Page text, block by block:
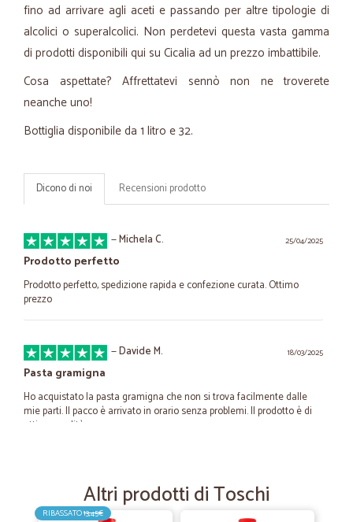
fino ad arrivare agli aceti e passando per altre tipologie di
alcolici o superalcolici. Non perdetevi questa vasta gamma
di prodotti disponibili qui su Cicalia ad un prezzo imbattibile.
Cosa aspettate? Affrettatevi sennò non ne troverete
neanche uno!
Bottiglia disponibile da 1 litro e 32.
Dicono di noi Recensioni prodotto
25/04/2025
—Michela C.
Prodotto perfetto
Prodotto perfetto, spedizione rapida e confezione curata. Ottimo
prezzo
18/03/2025
—Davide M.
Pasta gramigna
Ho acquistato la pasta gramigna che non si trova facilmente dalle
mie parti. Il pacco è arrivato in orario senza problemi. Il prodotto è di
ottima qualità.
Grande assortimento e ottimo servizio
Altri prodotti di Toschi
RIBASSATO13,45€